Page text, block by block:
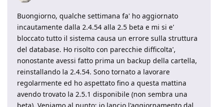
Buongiorno, qualche settimana fa' ho aggiornato
incautamente dalla 2.4.54 alla 2.5 beta e mi si e'
bloccato tutto il sistema causa un errore sulla struttura
del database. Ho risolto con parecchie difficolta',
nonostante avessi fatto prima un backup della cartella,
reinstallando la 2.4.54. Sono tornato a lavorare
regolarmente ed ho aspettato fino a questa mattina
avendo trovato la 2.5.1 disponibile (non sembra una